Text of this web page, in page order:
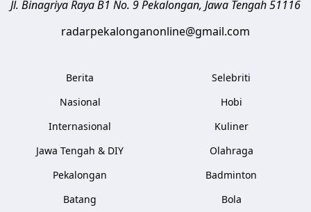
Jl. Binagriya Raya B1 No. 9Pekalongan, Jawa Tengah51116
radarpekalonganonline@gmail.com
Berita
Nasional
Internasional
Jawa Tengah & DIY
Pekalongan
Batang
Selebriti
Hobi
Kuliner
Olahraga
Badminton
Bola